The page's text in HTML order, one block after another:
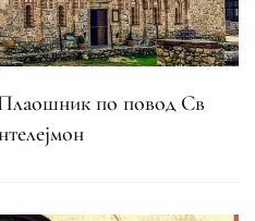
по повод Св